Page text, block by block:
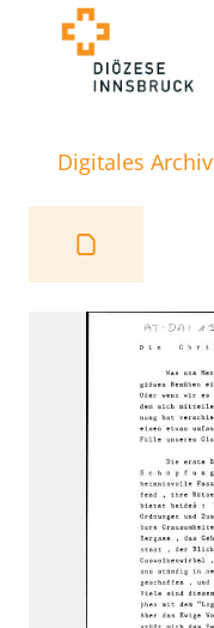
Digitales Archiv